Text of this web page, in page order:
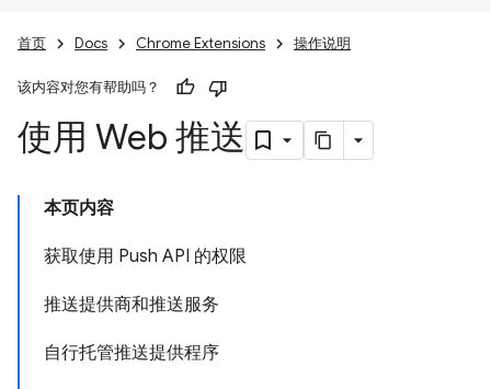
首页 Docs Chrome Extensions 操作说明
该内容对您有帮助吗？
使用 Web 推送
本页内容
获取使用 Push API 的权限
推送提供商和推送服务
自行托管推送提供程序